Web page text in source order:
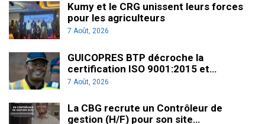
Kumy et le CRG unissent leurs forces
pour les agriculteurs
7 Août, 2026
GUICOPRES BTP décroche la
certification ISO 9001:2015 et…
7 Août, 2026
La CBG recrute un Contrôleur de
gestion (H/F) pour son site…